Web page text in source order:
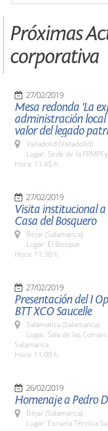
Próximas
corporativa
27/02/2019
Mesa redonda 'La
administración local
valor del legado
Valladolid (Valladolid)
Lugar: Sede de la
Hora: 11:45 h.
27/02/2019
Visita institucional a
Casa del Bosquero
Béjar (Salamanca)
Lugar: El Bosque
Hora: 11:30 h.
27/02/2019
Presentación del I
BTT XCO Saucelle
Salamanca (Salamanca)
Lugar: Sala de las
Salamanca
Hora: 11:00 h.
26/02/2019
Homenaje a Pedro
Béjar (Salamanca)
Lugar: Escuela Técnica